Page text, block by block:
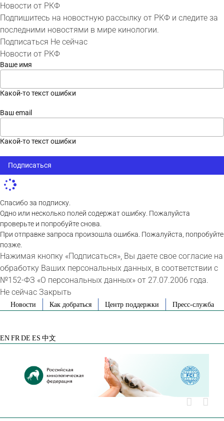
Новости от РКФ
Подпишитесь на новостную рассылку от РКФ и следите за
последними новостями в мире кинологии.
Подписаться Не сейчас
Новости от РКФ
Ваше имя
Какой-то текст ошибки
Ваш email
Какой-то текст ошибки
Подписаться
Спасибо за подписку.
Одно или несколько полей содержат ошибку. Пожалуйста
проверьте и попробуйте снова.
При отправке запроса произошла ошибка. Пожалуйста, попробуйте
позже.
Нажимая кнопку «Подписаться», Вы даете свое согласие на
обработку Ваших персональных данных, в соответствии с
№152-ФЗ «О персональных данных» от 27.07.2006 года.
Не сейчас Закрыть
SkipНовости Как добраться Центр поддержки Пресс-служба
EN FR DE ES 中文